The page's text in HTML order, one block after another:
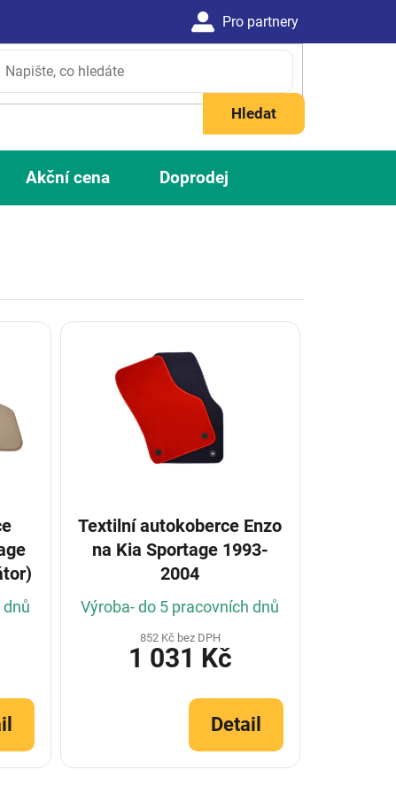
Hledat
Akční cena Doprodej
dnů
Textilní autokoberce Enzo
na Kia Sportage 1993-
2004
Výroba- do 5 pracovních dnů
852 Kč bez DPH
1 031 Kč
Detail